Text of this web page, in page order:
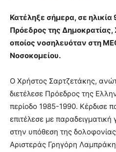
Κατέληξε σήμερα, σε
Πρόεδρος της
οποίος νοσηλευόταν στη
Νοσοκομείου.
Ο Χρήστος Σαρτζετάκης,
διετέλεσε Πρόεδρος της
περίοδο 1985-1990. Κέρδισε
επιτέλεσε με
στην υπόθεση της
Αριστεράς Γρηγόρη